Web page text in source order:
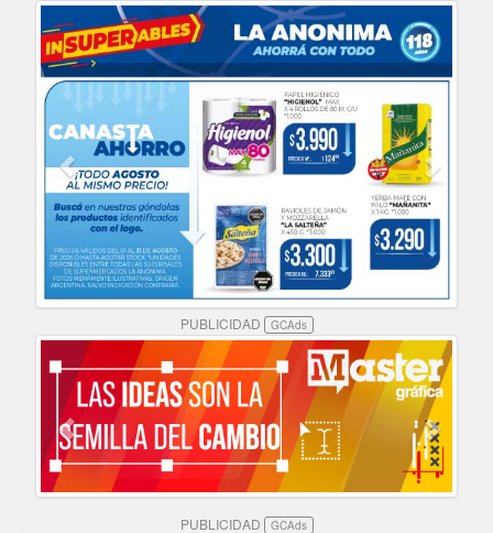
PUBLICIDAD GCAds
PUBLICIDAD GCAds